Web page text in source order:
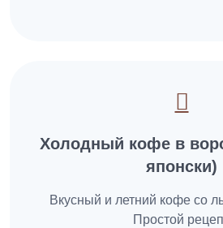
Холодный кофе в
японски)
Вкусный и летний кофе со
Простой